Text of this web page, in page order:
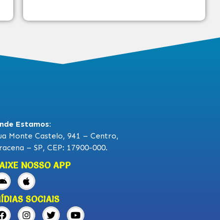
Estamos:
Monte Castelo, 941 – Centro,
– SP, CEP: 17900-000.
NOSSO APP
SOCIAIS